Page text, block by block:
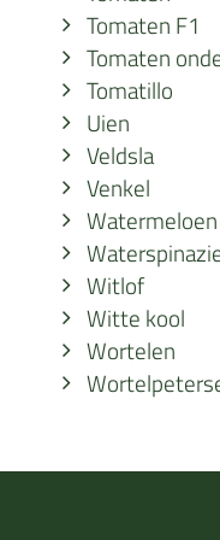
Tomaten F1
Tomaten
Tomatillo
Uien
Veldsla
Venkel
Watermeloen
Witlof
Witte kool
Wortelen